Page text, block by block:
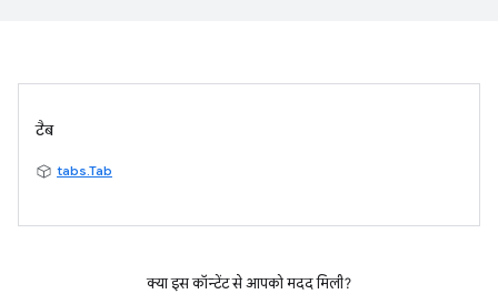
टैब
tabs.Tab
क्या इस कॉन्टेंट से आपको मदद मिली?